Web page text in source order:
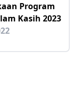
Program
Kasih 2023